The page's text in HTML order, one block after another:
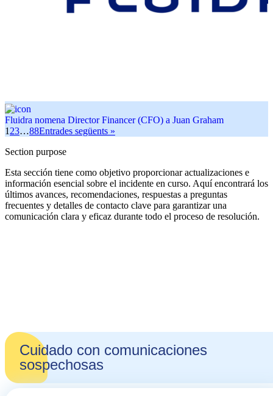
Fluidra nomena Director Financer (CFO) a Juan Graham
1 23…88Entrades següents »
Section purpose
Esta sección tiene como objetivo proporcionar actualizaciones e
información esencial sobre el incidente en curso. Aquí encontrará los
últimos avances, recomendaciones, respuestas a preguntas
frecuentes y detalles de contacto clave para garantizar una
comunicación clara y eficaz durante todo el proceso de resolución.
Cuidado con comunicaciones
sospechosas